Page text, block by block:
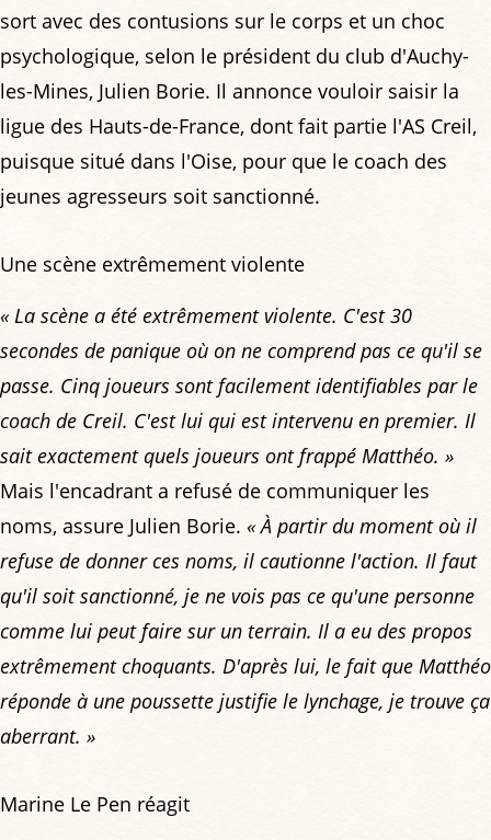
sort avec des contusions sur le corps et un choc
psychologique, selon le président du club d'Auchy-
les-Mines, Julien Borie. Il annonce vouloir saisir la
ligue des Hauts-de-France, dont fait partie l'AS Creil,
puisque situé dans l'Oise, pour que le coach des
jeunes agresseurs soit sanctionné.
Une scène extrêmement violente
« La scène a été extrêmement violente. C'est 30
secondes de panique où on ne comprend pas ce qu'il se
passe. Cinq joueurs sont facilement identifiables par le
coach de Creil. C'est lui qui est intervenu en premier. Il
sait exactement quels joueurs ont frappé Matthéo. »
Mais l'encadrant a refusé de communiquer les
noms, assure Julien Borie. « À partir du moment où il
refuse de donner ces noms, il cautionne l'action. Il faut
qu'il soit sanctionné, je ne vois pas ce qu'une personne
comme lui peut faire sur un terrain. Il a eu des propos
extrêmement choquants. D'après lui, le fait que Matthéo
réponde à une poussette justifie le lynchage, je trouve ça
aberrant. »
Marine Le Pen réagit